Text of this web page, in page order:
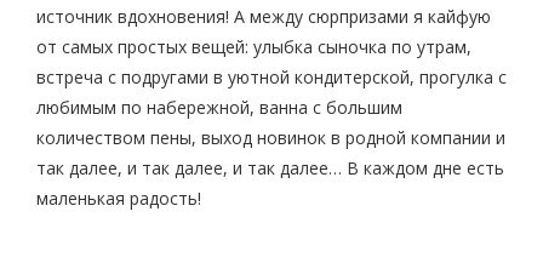
источник вдохновения! А между сюрпризами я кайфую
от самых простых вещей: улыбка сыночка по утрам,
встреча с подругами в уютной кондитерской, прогулка с
любимым по набережной, ванна с большим
количеством пены, выход новинок в родной компании и
так далее, и так далее, и так далее… В каждом дне есть
маленькая радость!